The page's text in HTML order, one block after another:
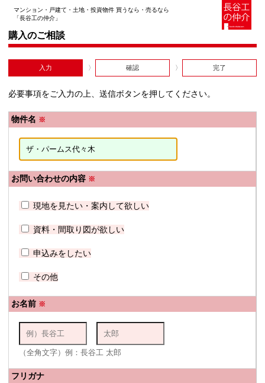
マンション・戸建て・土地・投資物件 買うなら・売るなら
「長谷工の仲介」
購入のご相談
入力 確認 完了
必要事項をご入力の上、送信ボタンを押してください。
物件名 ※
お問い合わせの内容 ※
現地を見たい・案内して欲しい
資料・間取り図が欲しい
申込みをしたい
その他
お名前 ※
（全角文字）例：長谷工 太郎
フリガナ